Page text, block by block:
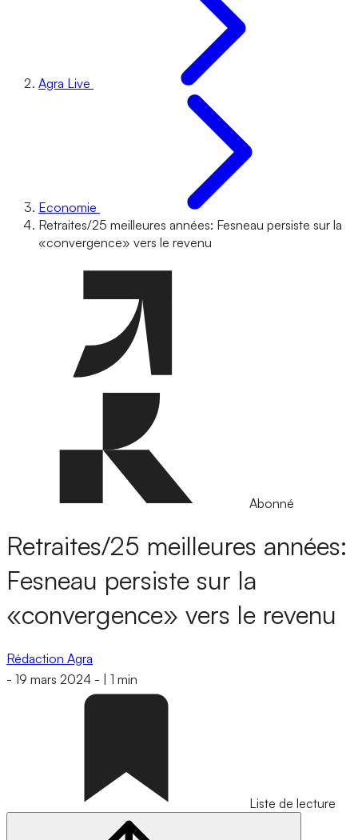
Agra Live
Economie
Retraites/25 meilleures années: Fesneau persiste sur la
«convergence» vers le revenu
Abonné
Retraites/25 meilleures années:
Fesneau persiste sur la
«convergence» vers le revenu
Rédaction Agra
- 19 mars 2024 - 1 min
Liste de lecture